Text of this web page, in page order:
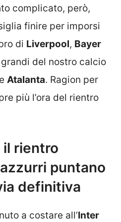
complicato, però,
finire per imporsi
di Liverpool, Bayer
del nostro calcio
e Atalanta. Ragion per
più l’ora del rientro
il rientro
puntano
definitiva
a costare all’Inter